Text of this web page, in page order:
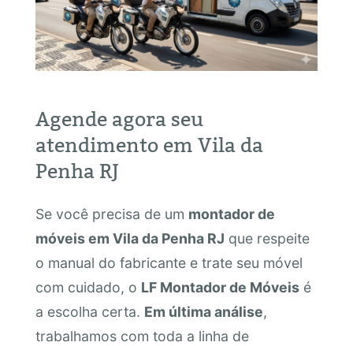
Agende agora seu
atendimento em Vila da
Penha RJ
Se você precisa de um montador de
móveis em Vila da Penha RJ que respeite
o manual do fabricante e trate seu móvel
com cuidado, o LF Montador de Móveisé
a escolha certa. Em última análise,
trabalhamos com toda a linha de